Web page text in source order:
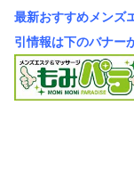
b
o
o
最新おすすめメンズ
引情報は下のバナー